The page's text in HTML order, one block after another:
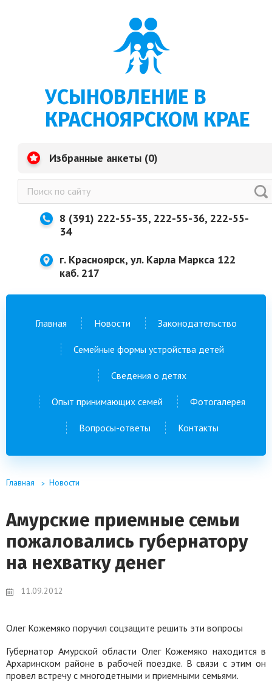
УСЫНОВЛЕНИЕ В
КРАСНОЯРСКОМ КРАЕ
Избранные анкеты (0)
8 (391) 222-55-35, 222-55-36, 222-55-
34
г. Красноярск, ул. Карла Маркса 122
каб. 217
Главная Новости Законодательство
Семейные формы устройства детей
Сведения о детях
Опыт принимающих семей Фотогалерея
Вопросы-ответы Контакты
Главная Новости
Амурские приемные семьи
пожаловались губернатору
на нехватку денег
11.09.2012
Олег Кожемяко поручил соцзащите решить эти вопросы
Губернатор Амурской области Олег Кожемяко находится в
Архаринском районе в рабочей поездке. В связи с этим он
провел встречу с многодетными и приемными семьями.